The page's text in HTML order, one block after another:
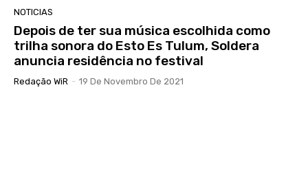
NOTICIAS
Depois de ter sua música escolhida como
trilha sonora do Esto Es Tulum, Soldera
anuncia residência no festival
Redação WiR - 19 De Novembro De 2021